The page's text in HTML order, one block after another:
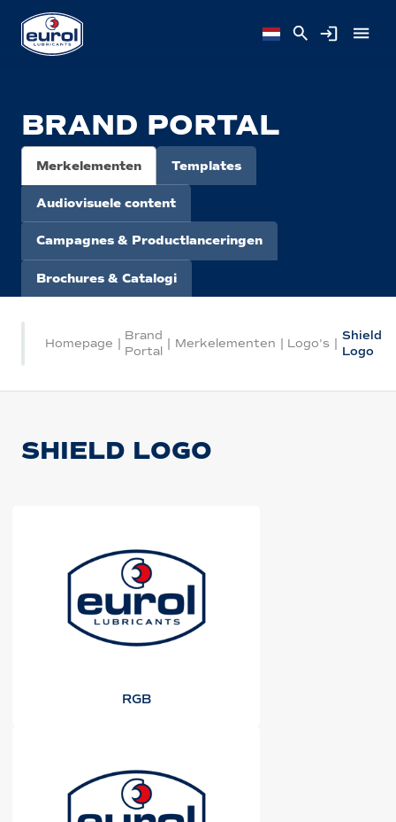
BRAND PORTAL
Merkelementen Templates
Audiovisuele content
Campagnes & Productlanceringen
Brochures & Catalogi
Homepage |
Brand
Portal
| Merkelementen | Logo's |
Shield
Logo
SHIELD LOGO
RGB